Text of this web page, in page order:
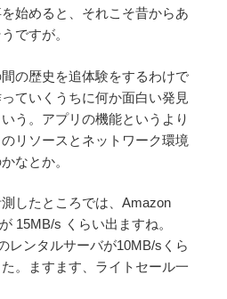
始めると、それこそ昔からあ
ですが。
の歴史を追体験をするわけで
ていくうちに何か面白い発見
う。アプリの機能というより
リソースとネットワーク環境
なとか。
したところでは、Amazon
15MB/s くらい出ますね。
レンタルサーバが10MB/sくら
。ますます、ライトセール一